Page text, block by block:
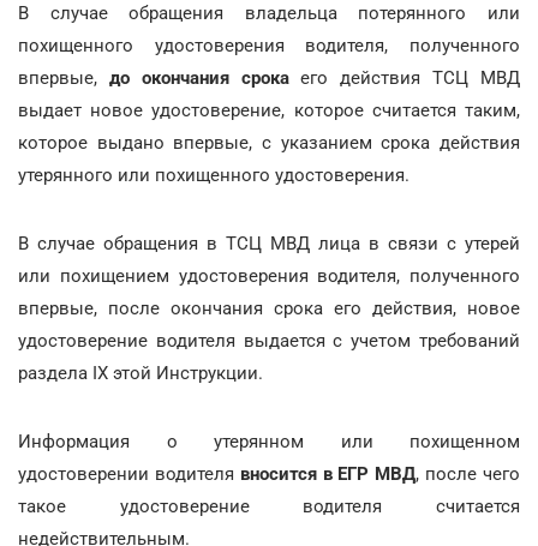
В случае обращения владельца потерянного или
похищенного удостоверения водителя, полученного
впервые, до окончания срокаего действия ТСЦ МВД
выдает новое удостоверение, которое считается таким,
которое выдано впервые, с указанием срока действия
утерянного или похищенного удостоверения.
В случае обращения в ТСЦ МВД лица в связи с утерей
или похищением удостоверения водителя, полученного
впервые, после окончания срока его действия, новое
удостоверение водителя выдается с учетом требований
раздела IX этой Инструкции.
Информация о утерянном или похищенном
удостоверении водителя вносится в ЕГР МВД, после чего
такое удостоверение водителя считается
недействительным.